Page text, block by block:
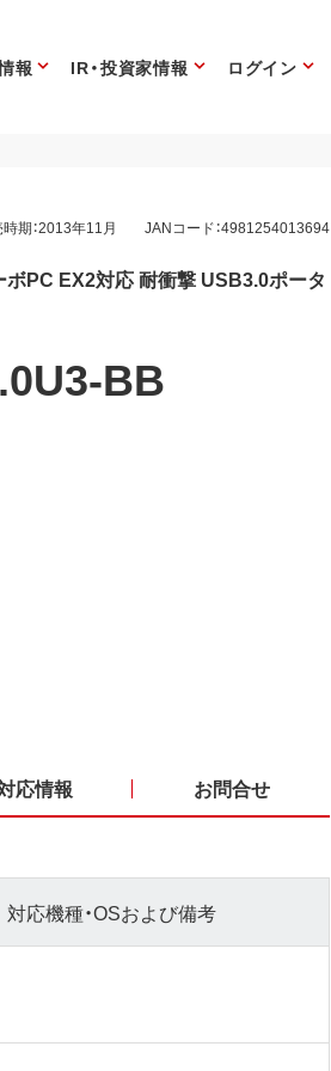
報 IR・投資家情報 ログイン
期：2013年11月 JANコード：4981254013694
ボPC EX2対応 耐衝撃 USB3.0ポータ
BB
応情報 お問合せ
対応機種・OSおよび備考